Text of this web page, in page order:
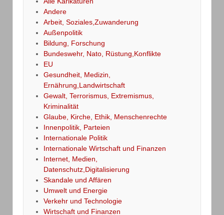
Andere
Arbeit, Soziales,Zuwanderung
Außenpolitik
Bildung, Forschung
Bundeswehr, Nato, Rüstung,Konflikte
EU
Gesundheit, Medizin,
Ernährung,Landwirtschaft
Gewalt, Terrorismus, Extremismus,
Kriminalität
Glaube, Kirche, Ethik, Menschenrechte
Innenpolitik, Parteien
Internationale Politik
Internationale Wirtschaft und Finanzen
Internet, Medien,
Datenschutz,Digitalisierung
Skandale und Affären
Umwelt und Energie
Verkehr und Technologie
Wirtschaft und Finanzen